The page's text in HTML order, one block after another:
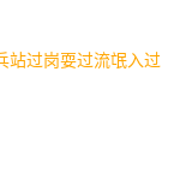
站过岗耍过流氓入过